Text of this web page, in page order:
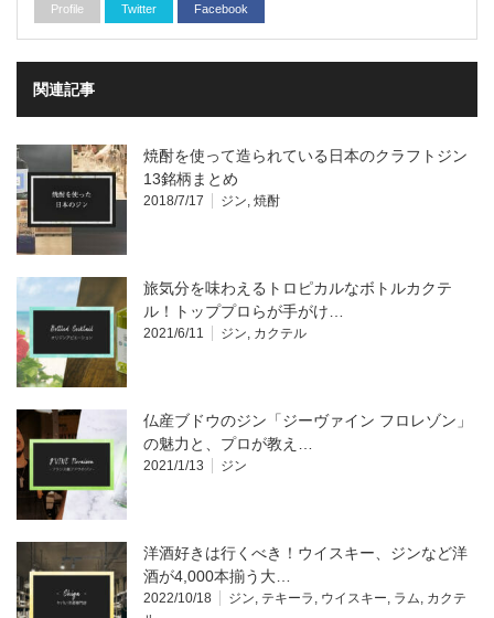
Profile Twitter Facebook
関連記事
焼酎を使って造られている日本のクラフトジン
13銘柄まとめ
2018/7/17 ジン, 焼酎
旅気分を味わえるトロピカルなボトルカクテ
ル！トッププロらが手がけ…
2021/6/11 ジン, カクテル
仏産ブドウのジン「ジーヴァイン フロレゾン」
の魅力と、プロが教え…
2021/1/13 ジン
洋酒好きは行くべき！ウイスキー、ジンなど洋
酒が4,000本揃う大…
2022/10/18 ジン, テキーラ , ウイスキー, ラム, カクテ